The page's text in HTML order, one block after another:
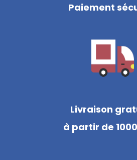
Paiement
Livraison
à partir de